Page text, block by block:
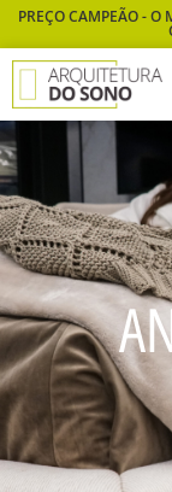
PREÇO CAMPEÃO - O